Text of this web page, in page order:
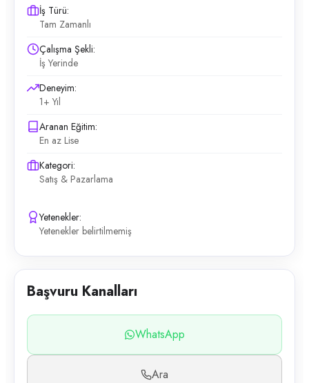
İş Türü:
Tam Zamanlı
Çalışma Şekli:
İş Yerinde
Deneyim:
1+ Yıl
Aranan Eğitim:
En az Lise
Kategori:
Satış & Pazarlama
Yetenekler:
Yetenekler belirtilmemiş
Başvuru Kanalları
WhatsApp
Ara